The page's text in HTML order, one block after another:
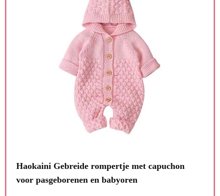
Haokaini Gebreide rompertje met capuchon
voor pasgeborenen en babyoren